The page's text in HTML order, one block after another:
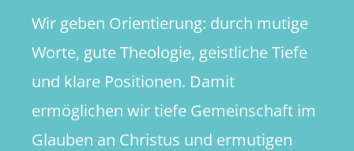
Wir geben Orientierung: durch mutige
Worte, gute Theologie, geistliche Tiefe
und klare Positionen. Damit
ermöglichen wir tiefe Gemeinschaft im
Glauben an Christus und ermutigen